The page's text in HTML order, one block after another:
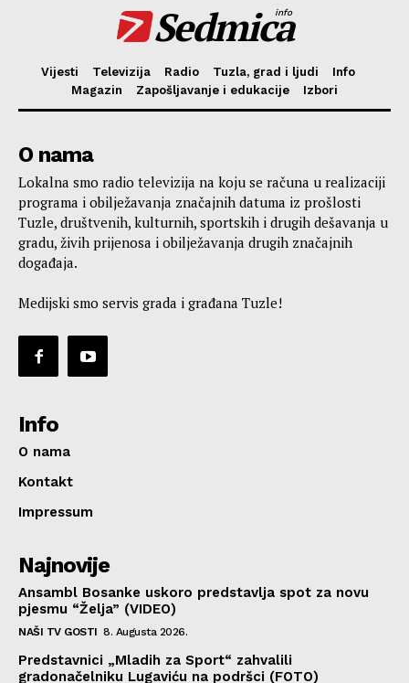
Sedmica
info
Vijesti Televizija Radio Tuzla, grad i ljudi
Info
Magazin
Zapošljavanje i edukacije Izbori
O nama
Lokalna smo radio televizija na koju se računa u realizaciji
programa i obilježavanja značajnih datuma iz prošlosti
Tuzle, društvenih, kulturnih, sportskih i drugih dešavanja u
gradu, živih prijenosa i obilježavanja drugih značajnih
događaja.
Medijski smo servis grada i građana Tuzle!
Info
O nama
Kontakt
Impressum
Najnovije
Ansambl Bosanke uskoro predstavlja spot za novu
pjesmu “Želja” (VIDEO)
NAŠI TV GOSTI 8. Augusta 2026.
Predstavnici „Mladih za Sport“ zahvalili
gradonačelniku Lugaviću na podršci (FOTO)